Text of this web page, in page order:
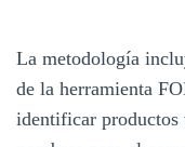
La metodología
de la herramienta
identificar productos